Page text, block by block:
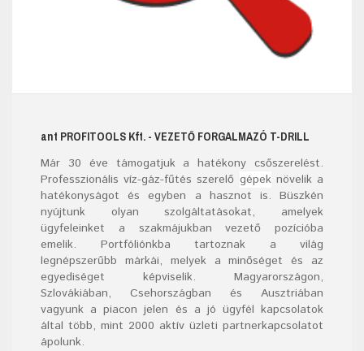
ant PROFITOOLS Kft. - VEZETŐ FORGALMAZÓ T-DRILL
Már 30 éve támogatjuk a hatékony csőszerelést.
Professzionális víz-gáz-fűtés szerelő gépeknövelik a
hatékonyságot és egyben a hasznot is. Büszkén
nyújtunk olyan szolgáltatásokat, amelyek
ügyfeleinket a szakmájukban vezető pozícióba
emelik. Portfóliónkba tartoznak a világ
legnépszerűbb márkái, melyek a minőséget és az
egyediséget képviselik. Magyarországon,
Szlovákiában, Csehországban és Ausztriában
vagyunk a piacon jelen és a jó ügyfél kapcsolatok
által több, mint 2000 aktív üzleti partnerkapcsolatot
ápolunk.